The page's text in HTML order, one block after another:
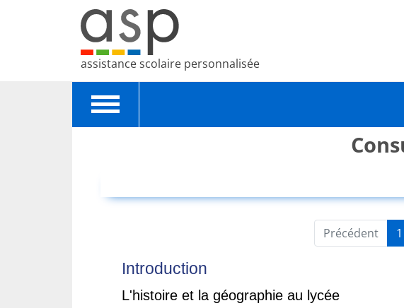
assistance scolaire personnalisée
Toggle
Précédent 1
Introduction
L'histoire et la géographie au lycée